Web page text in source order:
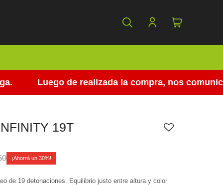
Luego de realizada la compra, nos
19T
30
de 19 detonaciones. Equilibrio justo entre altura y color